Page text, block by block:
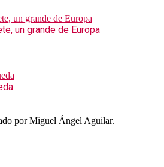
un grande de Europa
por Miguel Ángel Aguilar.